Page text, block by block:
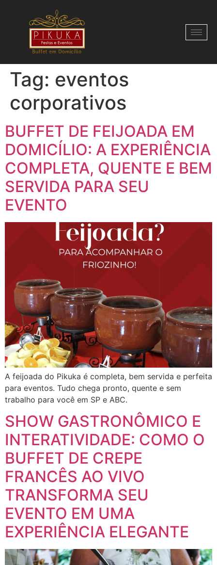
Tag: eventos
corporativos
BUFFET DE FEIJOADA EM
DOMICÍLIO: A EXPERIÊNCIA
COMPLETA, QUENTE E BEM
SERVIDA PARA SEU
EVENTO
A feijoada do Pikuka é completa, bem servida e perfeita
para eventos. Tudo chega pronto, quente e sem
trabalho para você em SP e ABC.
SHOW GASTRONÔMICO E
INTERATIVIDADE: COMO O
BUFFET DE CREPE
FRANCÊS AO VIVO
TRANSFORMA SEU
EVENTO EM UMA
EXPERIÊNCIA ELEGANTE